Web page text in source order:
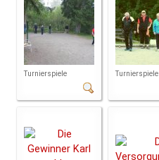
Turnierspiele Turnierspiele